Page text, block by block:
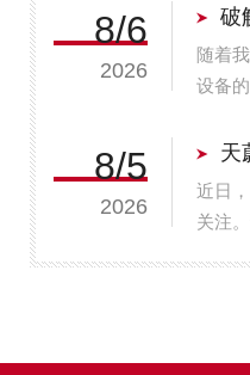
生长
8/6
2026
随着
设备
空气
8/5
2026
近日
关注